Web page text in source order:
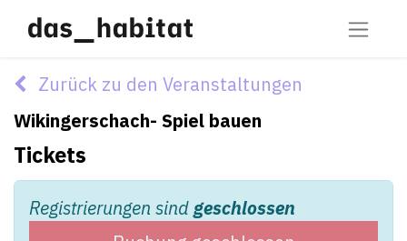
Zurück zu den Veranstaltungen
Wikingerschach- Spiel bauen
Tickets
Registrierungen sindgeschlossen